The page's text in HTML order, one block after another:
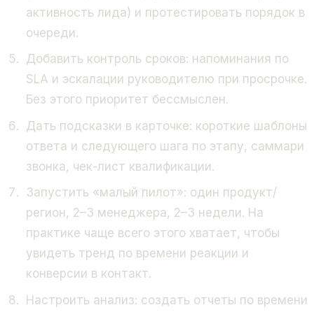
активность лида) и протестировать порядок в
очереди.
Добавить контроль сроков: напоминания по
SLA и эскалации руководителю при просрочке.
Без этого приоритет бессмыслен.
Дать подсказки в карточке: короткие шаблоны
ответа и следующего шага по этапу, саммари
звонка, чек-лист квалификации.
Запустить «малый пилот»: один продукт/
регион, 2–3 менеджера, 2–3 недели. На
практике чаще всего этого хватает, чтобы
увидеть тренд по времени реакции и
конверсии в контакт.
Настроить анализ: создать отчеты по времени